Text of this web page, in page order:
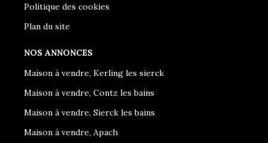
Politique des cookies
Plan du site
NOS ANNONCES
Maison à vendre, Kerling les sierck
Maison à vendre, Contz les bains
Maison à vendre, Sierck les bains
Maison à vendre, Apach